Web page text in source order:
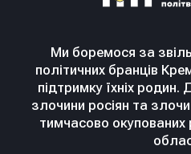
Ми боремося за
політичних бранців
підтримку їхніх родин.
злочини росіян та
тимчасово окупованих